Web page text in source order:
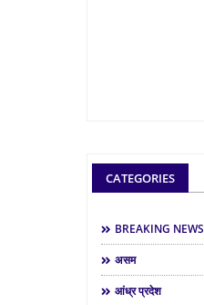
CATEGORIES
BREAKING NEWS
असम
आंध्र प्रदेश